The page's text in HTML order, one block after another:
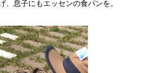
、息子にもエッセンの食パンを。